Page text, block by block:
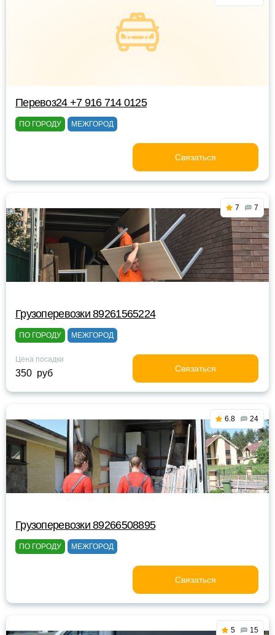
Перевоз24 +7 916 714 0125
ПО ГОРОДУ МЕЖГОРОД
Связаться
7 7
Грузоперевозки 89261565224
ПО ГОРОДУ МЕЖГОРОД
Цена посадки
350 руб Связаться
6.8 24
Грузоперевозки 89266508895
ПО ГОРОДУ МЕЖГОРОД
Связаться
5 15